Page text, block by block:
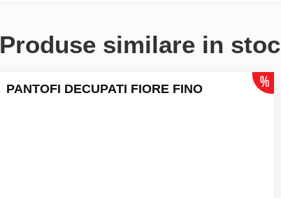
Produse similare in stoc
PANTOFI DECUPATI FIORE FINO